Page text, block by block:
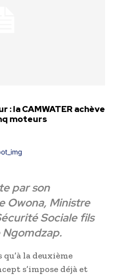
: la CAMWATER achève
moteurs
par son
Owona, Ministre
Sociale fils
la deuxième
s’impose déjà et